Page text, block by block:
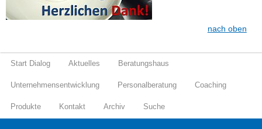
nach oben
Start Dialog Aktuelles Beratungshaus
Unternehmensentwicklung Personalberatung Coaching
Produkte Kontakt Archiv Suche